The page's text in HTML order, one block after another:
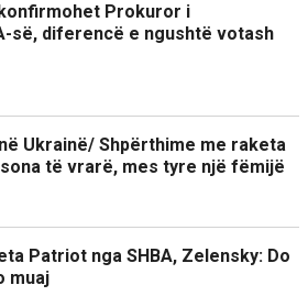
Prokuror i
së, diferencë e ngushtë votash
Ukrainë/ Shpërthime me raketa
të vrarë, mes tyre një fëmijë
Patriot nga SHBA, Zelensky: Do
muaj